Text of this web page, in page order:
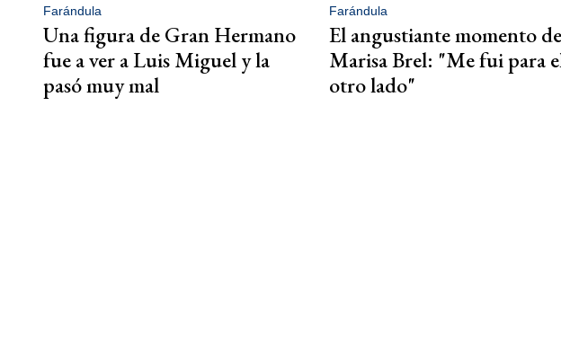
Farándula
Una figura de Gran Hermano
fue a ver a Luis Miguel y la
pasó muy mal
Farándula
El angustiante momento de
Marisa Brel: "Me fui para
otro lado"